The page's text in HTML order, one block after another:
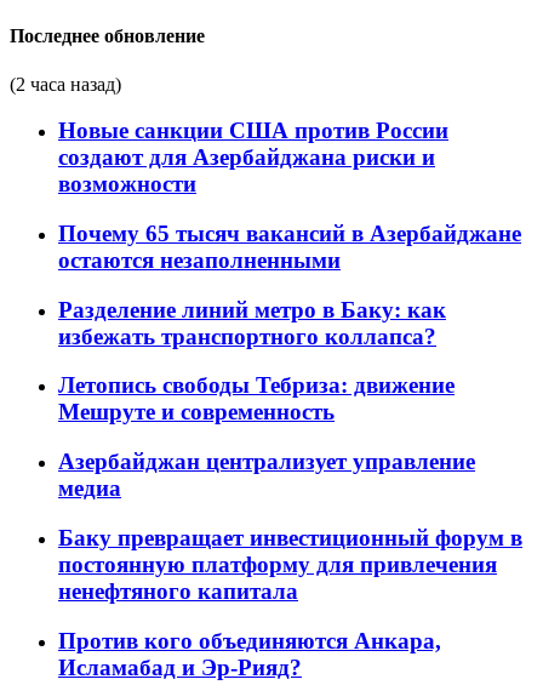
Последнее обновление
(2 часа назад)
Новые санкции США против России
создают для Азербайджана риски и
возможности
Почему 65 тысяч вакансий в Азербайджане
остаются незаполненными
Разделение линий метро в Баку: как
избежать транспортного коллапса?
Летопись свободы Тебриза: движение
Мешруте и современность
Азербайджан централизует управление
медиа
Баку превращает инвестиционный форум в
постоянную платформу для привлечения
ненефтяного капитала
Против кого объединяются Анкара,
Исламабад и Эр-Рияд?